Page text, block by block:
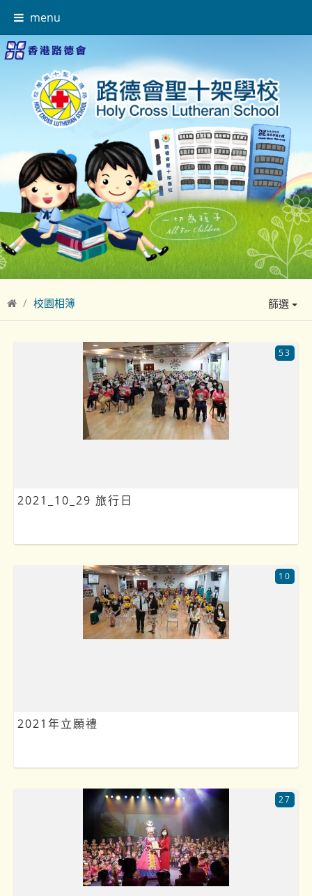
menu
校園相簿 篩選
2021_10_29 旅行日
53
2021年立願禮
10
27